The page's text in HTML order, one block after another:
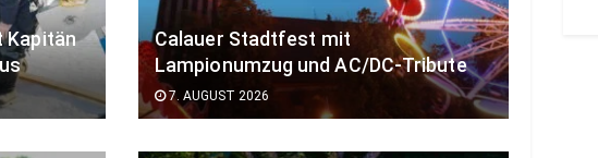
Kapitän
Calauer Stadtfest mit
Lampionumzug und AC/DC-Tribute
7. AUGUST 2026